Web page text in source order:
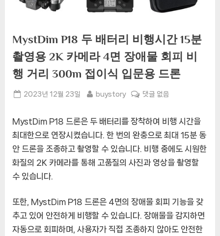
MystDim P18 두 배터리 비행시간 15분
촬영용 2K 카메라 4면 장애물 회피 비
행 거리 300m 접이식 입문용 드론
Posted
2023년 12월 23일 By
buystory
MystDim
두
배
터
리
비
15
분
촬
댓글 없음
MystDim P18 드론은 두 배터리를 장착하여 비행 시간을
최대한으로 연장시켰습니다. 한 번의 완충으로 최대 15분 동
안 드론을 조종하고 촬영할 수 있습니다. 비행 중에도 시원한
화질의 2K 카메라를 통해 고품질의 사진과 영상을 촬영할
수 있습니다.
또한, MystDim P18 드론은 4면의 장애물 회피 기능을 갖
추고 있어 안전하게 비행할 수 있습니다. 장애물을 감지하면
자동으로 회피하며, 사용자가 직접 조종하지 않아도 안전한